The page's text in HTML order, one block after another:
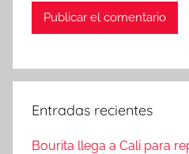
Entradas recientes
Bourita llega a Cali para